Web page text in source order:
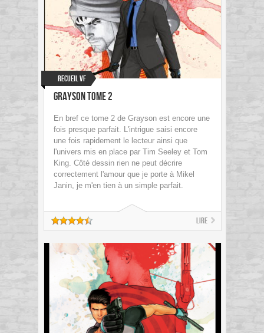
Recueil VF
Grayson Tome 2
En bref ce tome 2 de Grayson est encore une
fois presque parfait. L'intrigue saisi encore
une fois rapidement le lecteur ainsi que
l'univers mis en place par Tim Seeley et Tom
King. Côté dessin rien ne peut décrire
correctement l'amour que je porte à Mikel
Janin, je m'en tien à un simple parfait.
Lire